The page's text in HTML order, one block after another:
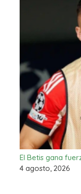
El Betis gana
4 agosto, 2026